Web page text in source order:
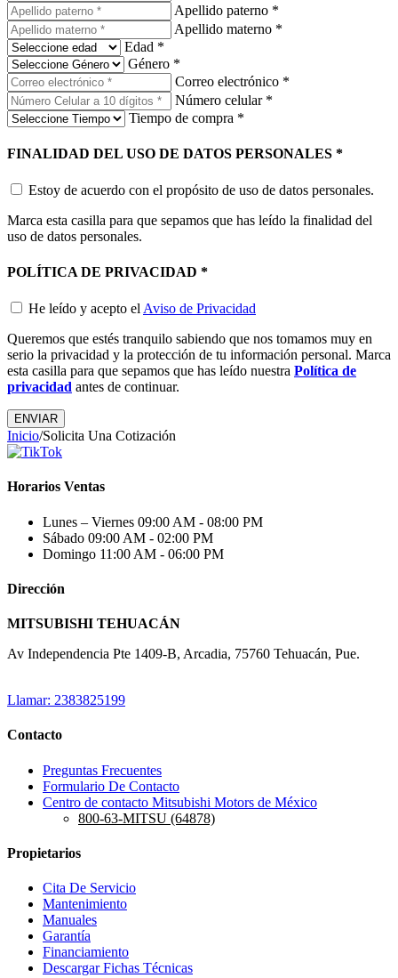
Apellido paterno *
Apellido materno *
Edad *
Género *
Correo electrónico *
Número celular *
Tiempo de compra *
FINALIDAD DEL USO DE DATOS PERSONALES *
Estoy de acuerdo con el propósito de uso de datos personales.
Marca esta casilla para que sepamos que has leído la finalidad del
uso de datos personales.
POLÍTICA DE PRIVACIDAD *
He leído y acepto el Aviso de Privacidad
Queremos que estés tranquilo sabiendo que nos tomamos muy en
serio la privacidad y la protección de tu información personal. Marca
esta casilla para que sepamos que has leído nuestra Política de
privacidad antes de continuar.
Inicio/Solicita Una Cotización
Horarios Ventas
Lunes – Viernes 09:00 AM - 08:00 PM
Sábado 09:00 AM - 02:00 PM
Domingo 11:00 AM - 06:00 PM
Dirección
MITSUBISHI TEHUACÁN
Av Independencia Pte 1409-B, Arcadia, 75760 Tehuacán, Pue.
Llamar: 2383825199
Contacto
Preguntas Frecuentes
Formulario De Contacto
Centro de contacto Mitsubishi Motors de México
800-63-MITSU (64878)
Propietarios
Cita De Servicio
Mantenimiento
Manuales
Garantía
Financiamiento
Descargar Fichas Técnicas